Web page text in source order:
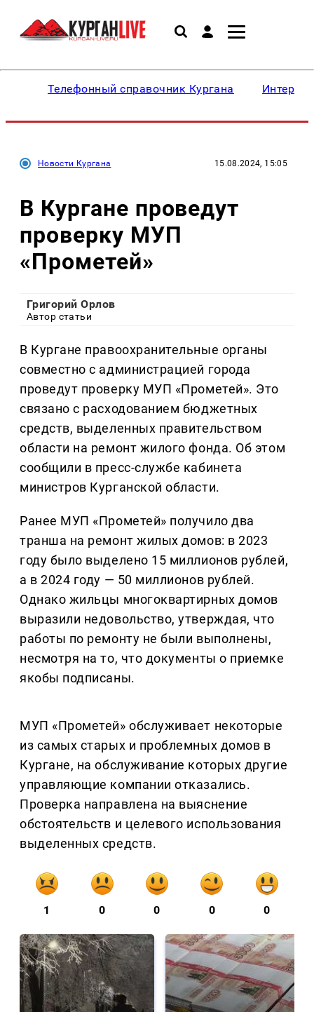
Телефонный справочник Кургана
Новости Кургана 15.08.2024, 15:05
В Кургане проведут
проверку МУП
«Прометей»
Григорий Орлов
Автор статьи
В Кургане правоохранительные органы
совместно с администрацией города
проведут проверку МУП «Прометей». Это
связано с расходованием бюджетных
средств, выделенных правительством
области на ремонт жилого фонда. Об этом
сообщили в пресс-службе кабинета
министров Курганской области.
Ранее МУП «Прометей» получило два
транша на ремонт жилых домов: в 2023
году было выделено 15 миллионов рублей,
а в 2024 году — 50 миллионов рублей.
Однако жильцы многоквартирных домов
выразили недовольство, утверждая, что
работы по ремонту не были выполнены,
несмотря на то, что документы о приемке
якобы подписаны.
МУП «Прометей» обслуживает некоторые
из самых старых и проблемных домов в
Кургане, на обслуживание которых другие
управляющие компании отказались.
Проверка направлена на выяснение
обстоятельств и целевого использования
выделенных средств.
1 0 0 0 0